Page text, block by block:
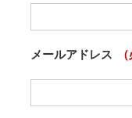
メールアドレス